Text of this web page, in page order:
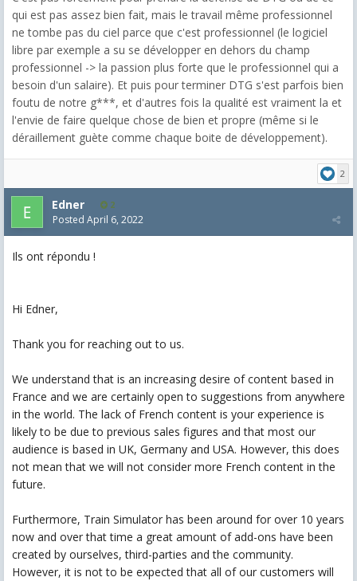
qui est pas assez bien fait, mais le travail même professionnel
ne tombe pas du ciel parce que c'est professionnel (le logiciel
libre par exemple a su se développer en dehors du champ
professionnel -> la passion plus forte que le professionnel qui a
besoin d'un salaire). Et puis pour terminer DTG s'est parfois bien
foutu de notre g***, et d'autres fois la qualité est vraiment la et
l'envie de faire quelque chose de bien et propre (même si le
déraillement guète comme chaque boite de développement).
2
Edner 2
Posted April 6, 2022
Ils ont répondu !
Hi Edner,
Thank you for reaching out to us.
We understand that is an increasing desire of content based in
France and we are certainly open to suggestions from anywhere
in the world. The lack of French content is your experience is
likely to be due to previous sales figures and that most our
audience is based in UK, Germany and USA. However, this does
not mean that we will not consider more French content in the
future.
Furthermore, Train Simulator has been around for over 10 years
now and over that time a great amount of add-ons have been
created by ourselves, third-parties and the community.
However, it is not to be expected that all of our customers will